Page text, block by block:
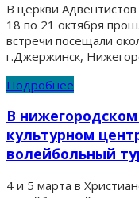
В церкви
18 по 21 октября
встречи посещали
г.Джержинск,
Подробнее
В
культурном
волейбольный
4 и 5 марта в